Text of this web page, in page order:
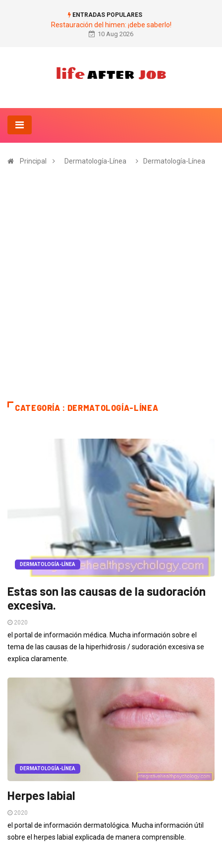
ENTRADAS POPULARES
Restauración del himen: ¡debe saberlo!
10 Aug 2026
Principal Dermatología-Línea Dermatología-Línea
CATEGORÍA : DERMATOLOGÍA-LÍNEA
DERMATOLOGÍA-LÍNEA
Estas son las causas de la sudoración
excesiva.
2020
el portal de información médica. Mucha información sobre el
tema de las causas de la hiperhidrosis / sudoración excesiva se
explica claramente.
DERMATOLOGÍA-LÍNEA
Herpes labial
2020
el portal de información dermatológica. Mucha información útil
sobre el herpes labial explicada de manera comprensible.